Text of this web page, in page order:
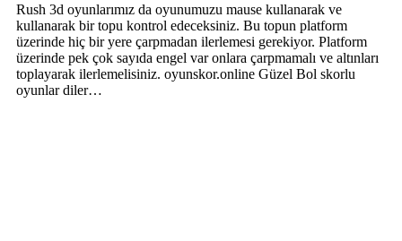
Rush 3d oyunlarımız da oyunumuzu mause kullanarak ve
kullanarak bir topu kontrol edeceksiniz. Bu topun platform
üzerinde hiç bir yere çarpmadan ilerlemesi gerekiyor. Platform
üzerinde pek çok sayıda engel var onlara çarpmamalı ve altınları
toplayarak ilerlemelisiniz. oyunskor.online Güzel Bol skorlu
oyunlar diler…